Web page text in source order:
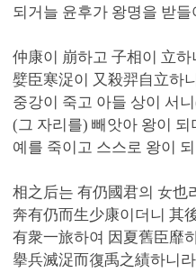
되거늘 윤후가 왕명을 받
仲康이 崩하고 子相이 立
嬖臣寒浞이 又殺羿自立하
중강이 죽고 아들 상이 서
(그 자리를) 빼앗아 왕이
예를 죽이고 스스로 왕이
相之后는 有仍國君의 女也
奔有仍而生少康이더니 其
有衆一旅하여 因夏舊臣靡
擧兵滅浞而復禹之績하니